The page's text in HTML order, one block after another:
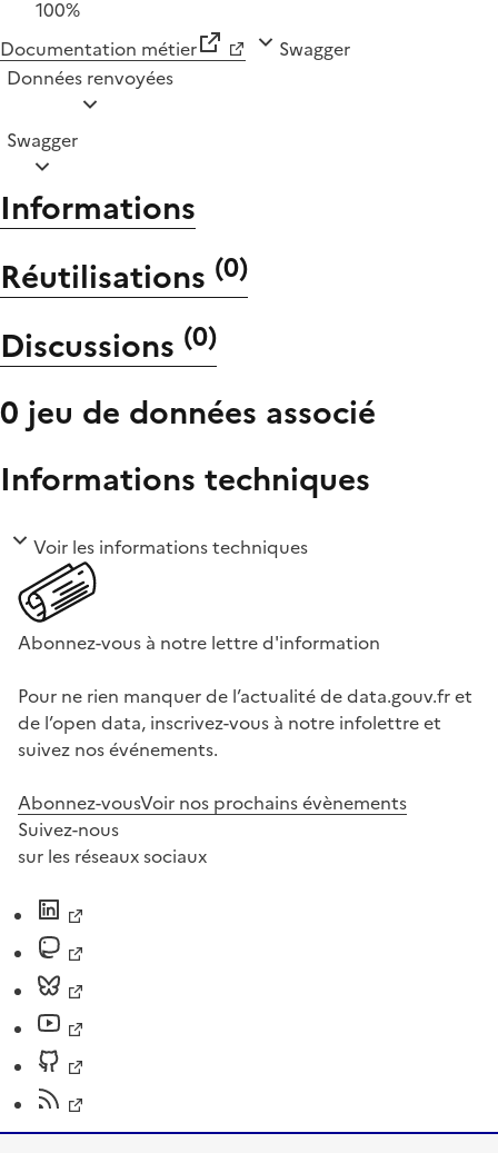
100%
Documentation métier
Swagger
Données renvoyées
Swagger
Informations
Réutilisations (0)
Discussions (0)
0 jeu de données associé
Informations techniques
Voir les informations techniques
Abonnez-vous à notre lettre d'information
Pour ne rien manquer de l’actualité de data.gouv.fr et
de l’open data, inscrivez-vous à notre infolettre et
suivez nos événements.
Abonnez-vousVoir nos prochains évènements
Suivez-nous
sur les réseaux sociaux